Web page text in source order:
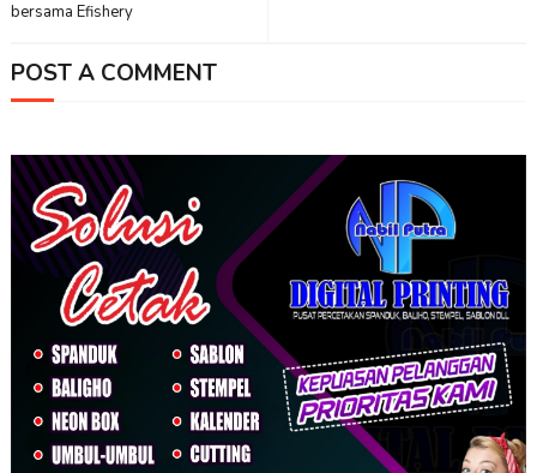
bersama Efishery
POST A COMMENT